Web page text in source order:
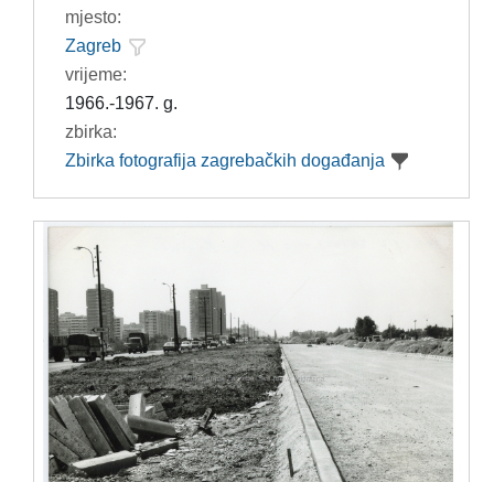
mjesto:
Zagreb
vrijeme:
1966.-1967. g.
zbirka:
Zbirka fotografija zagrebačkih događanja